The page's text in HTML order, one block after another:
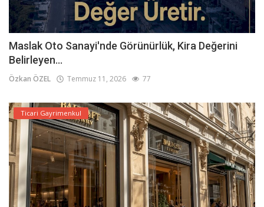
Maslak Oto Sanayi'nde Görünürlük, Kira Değerini
Belirleyen...
Özkan ÖZEL Temmuz 11, 2026 77
Ticari Gayrimenkul